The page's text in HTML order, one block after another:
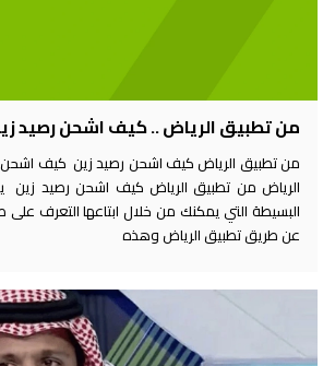
من تطبيق الرياض .. كيف اشحن رصيد زين
من تطبيق الرياض كيف اشحن رصيد زين كيف
الرياض من تطبيق الرياض كيف اشحن رصيد
البسيطة التي يمكنك من خلال ابتاعها التعرف
عن طريق تطبيق الرياض وهذه